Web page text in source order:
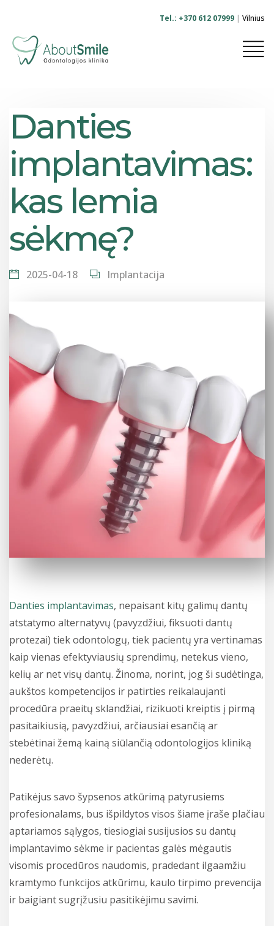
Tel.: +370 612 07999 | Vilnius
Danties
implantavimas:
kas lemia
sėkmę?
2025-04-18 Implantacija
Danties implantavimas, nepaisant kitų galimų dantų
atstatymo alternatyvų (pavyzdžiui, fiksuoti dantų
protezai) tiek odontologų, tiek pacientų yra vertinamas
kaip vienas efektyviausių sprendimų, netekus vieno,
kelių ar net visų dantų. Žinoma, norint, jog ši sudėtinga,
aukštos kompetencijos ir patirties reikalaujanti
procedūra praeitų sklandžiai, rizikuoti kreiptis į pirmą
pasitaikiusią, pavyzdžiui, arčiausiai esančią ar
stebėtinai žemą kainą siūlančią odontologijos kliniką
nederėtų.
Patikėjus savo šypsenos atkūrimą patyrusiems
profesionalams, bus išpildytos visos šiame įraše plačiau
aptariamos sąlygos, tiesiogiai susijusios su dantų
implantavimo sėkme ir pacientas galės mėgautis
visomis procedūros naudomis, pradedant ilgaamžiu
kramtymo funkcijos atkūrimu, kaulo tirpimo prevencija
ir baigiant sugrįžusiu pasitikėjimu savimi.